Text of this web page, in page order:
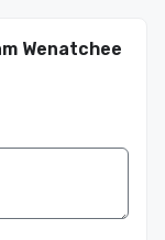
Wenatchee